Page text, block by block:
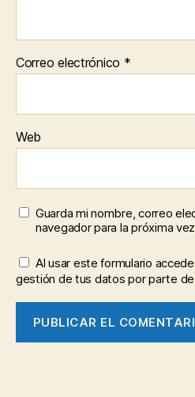
Correo electrónico *
Web
Guarda mi nombre, correo
navegador para la próxima
Al usar este formulario
gestión de tus datos por parte